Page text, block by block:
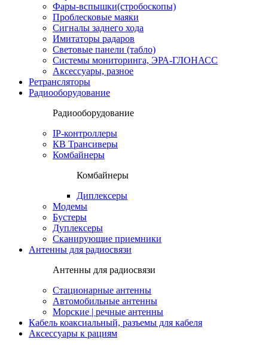
Фары-вспышки(стробоскопы)
Проблесковые маяки
Сигналы заднего хода
Имитаторы радаров
Световые панели (табло)
Системы мониторинга, ЭРА-ГЛОНАСС
Аксессуары, разное
Ретрансляторы
Радиооборудование
Радиооборудование
IP-контроллеры
КВ Трансиверы
Комбайнеры
Комбайнеры
Диплексеры
Модемы
Бустеры
Дуплексеры
Сканирующие приемники
Антенны для радиосвязи
Антенны для радиосвязи
Стационарные антенны
Автомобильные антенны
Морские | речные антенны
Кабель коаксиальный, разъемы для кабеля
Аксессуары к рациям